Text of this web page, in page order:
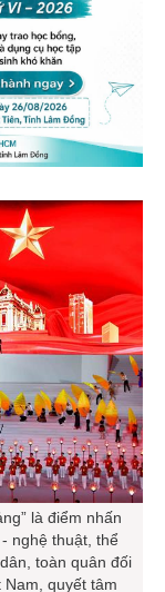
là điểm nhấn
nghệ thuật, thể
toàn quân đối
quyết tâm